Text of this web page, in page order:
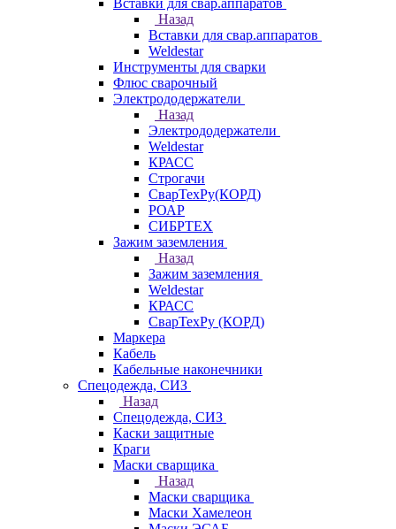
Вставки для свар.аппаратов
Назад
Вставки для свар.аппаратов
Weldestar
Инструменты для сварки
Флюс сварочный
Электрододержатели
Назад
Электрододержатели
Weldestar
КРАСС
Строгачи
СварТехРу(КОРД)
РОАР
СИБРТЕХ
Зажим заземления
Назад
Зажим заземления
Weldestar
КРАСС
СварТехРу (КОРД)
Маркера
Кабель
Кабельные наконечники
Спецодежда, СИЗ
Назад
Спецодежда, СИЗ
Каски защитные
Краги
Маски сварщика
Назад
Маски сварщика
Маски Хамелеон